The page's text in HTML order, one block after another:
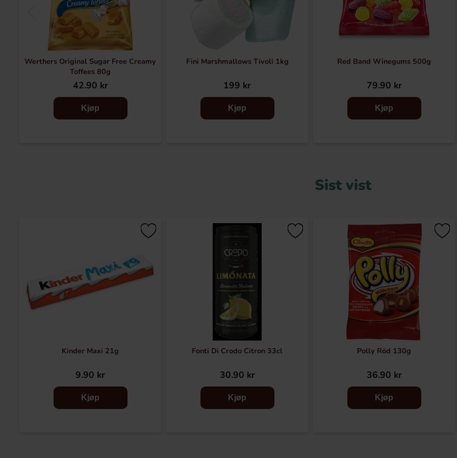
Werthers Original Sugar Free Creamy
Toffees 80g
42.90 kr
Kjøp
Fini Marshmallows Tivoli 1kg
199 kr
Kjøp
Red Band Winegums 500g
79.90 kr
Kjøp
Sist vist
Kinder Maxi 21g
9.90 kr
Kjøp
Fonti Di Crodo Citron 33cl
30.90 kr
Kjøp
Polly Röd 130g
36.90 kr
Kjøp